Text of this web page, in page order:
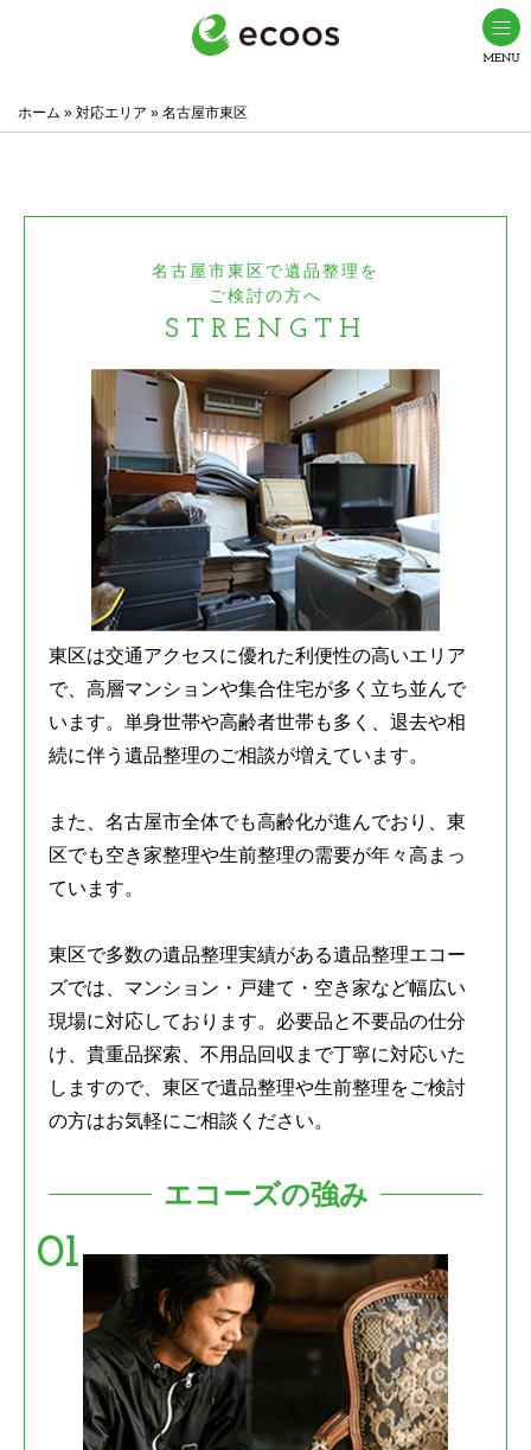
名古屋市東区で遺品整理・生前整理ならエコーズ(ecoos)
名古屋市東区での
ホーム » 対応エリア » 名古屋市東区
名古屋市東区で遺品整理を
ご検討の方へ
STRENGTH
東区は交通アクセスに優れた利便性の高いエリア
で、高層マンションや集合住宅が多く立ち並んで
います。単身世帯や高齢者世帯も多く、退去や相
続に伴う遺品整理のご相談が増えています。
また、名古屋市全体でも高齢化が進んでおり、東
区でも空き家整理や生前整理の需要が年々高まっ
ています。
東区で多数の遺品整理実績がある遺品整理エコー
ズでは、マンション・戸建て・空き家など幅広い
現場に対応しております。必要品と不要品の仕分
け、貴重品探索、不用品回収まで丁寧に対応いた
しますので、東区で遺品整理や生前整理をご検討
の方はお気軽にご相談ください。
エコーズの強み